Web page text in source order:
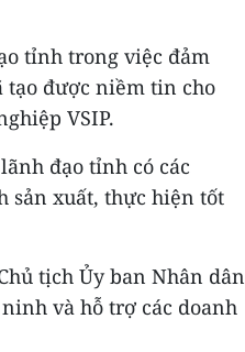
tỉnh trong việc đảm
tạo được niềm tin cho
VSIP.
đạo tỉnh có các
sản xuất, thực hiện tốt
tịch Ủy ban Nhân dân
và hỗ trợ các doanh